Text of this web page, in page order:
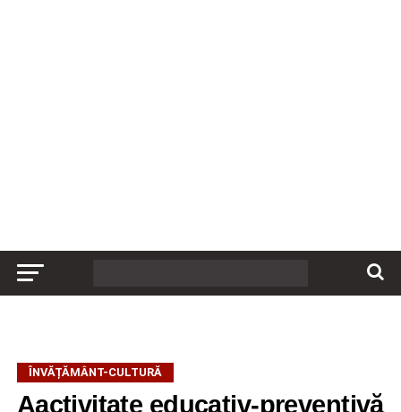
ÎNVĂȚĂMÂNT-CULTURĂ
Aactivitate educativ-preventivă